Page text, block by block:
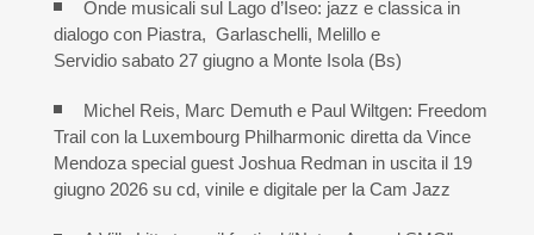
Onde musicali sul Lago d’Iseo: jazz e classica in
dialogo con Piastra, Garlaschelli, Melillo e
Servidio sabato 27 giugno a Monte Isola (Bs)
Michel Reis, Marc Demuth e Paul Wiltgen: Freedom
Trail con la Luxembourg Philharmonic diretta da Vince
Mendoza special guest Joshua Redman in uscita il 19
giugno 2026 su cd, vinile e digitale per la Cam Jazz